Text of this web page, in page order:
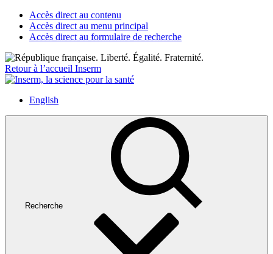
Accès direct au contenu
Accès direct au menu principal
Accès direct au formulaire de recherche
Retour à l’accueil Inserm
English
Recherche